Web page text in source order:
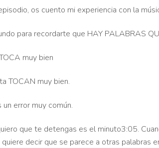
os cuento mi experiencia con la
para recordarte que HAY PALABRAS
muy bien
TOCAN muy bien.
error muy común.
que te detengas es el minuto3:05.
quiere decir que se parece a otras